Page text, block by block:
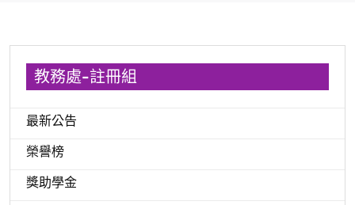
教務處-註冊組
最新公告
榮譽榜
獎助學金